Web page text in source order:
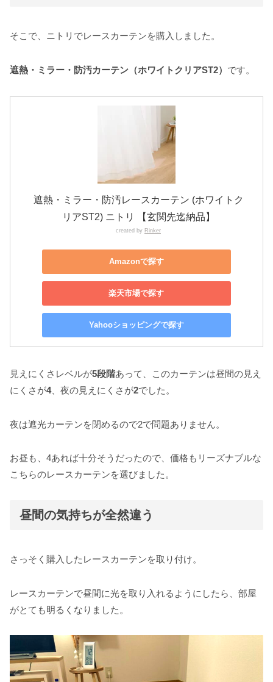
そこで、ニトリでレースカーテンを購入しました。
遮熱・ミラー・防汚カーテン（ホワイトクリアST2） です。
遮熱・ミラー・防汚レースカーテン (ホワイトク
リアST2) ニトリ 【玄関先迄納品】
created by Rinker
Amazonで探す
楽天市場で探す
Yahooショッピングで探す
見えにくさレベルが5段階あって、このカーテンは昼間の見え
にくさが4、夜の見えにくさが2でした。
夜は遮光カーテンを閉めるので2で問題ありません。
お昼も、4あれば十分そうだったので、価格もリーズナブルな
こちらのレースカーテンを選びました。
昼間の気持ちが全然違う
さっそく購入したレースカーテンを取り付け。
レースカーテンで昼間に光を取り入れるようにしたら、部屋
がとても明るくなりました。